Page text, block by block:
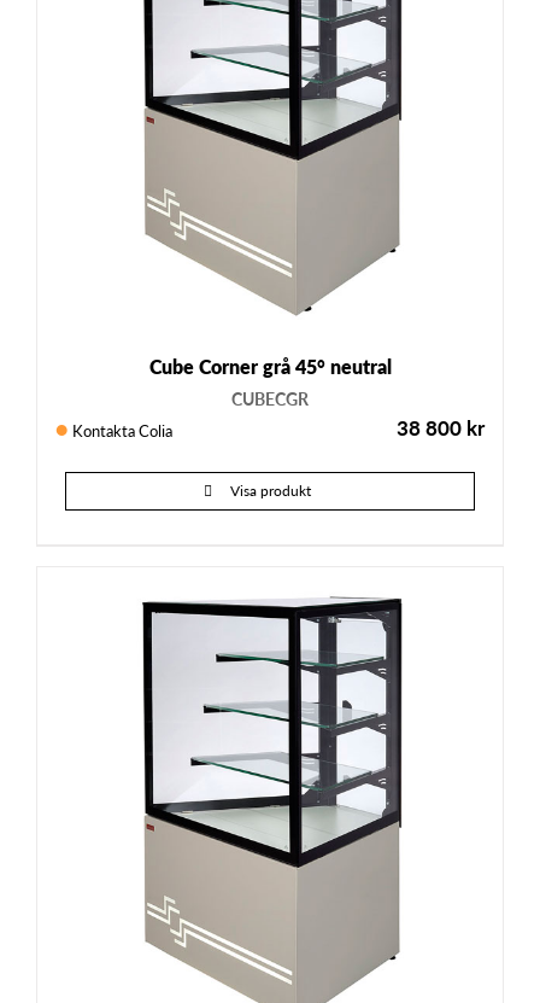
Cube Corner grå 45° neutral
CUBECGR
Kontakta Colia 38 800 kr
Visa produkt